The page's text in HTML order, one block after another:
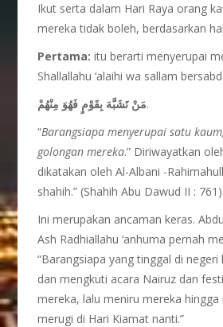
Ikut serta dalam Hari Raya orang
mereka tidak boleh, berdasarkan
Pertama: itu berarti menyerupai
Shallallahu ‘alaihi wa sallam
مَنْ تَشَبَّهَ بِقَوْمٍ فَهُوَ مِنْهُمْ.
“Barangsiapa menyerupai satu
golongan mereka.” Diriwayatkan
dikatakan oleh Al-Albani -
shahih.” (Shahih Abu Dawud II : 761)
Ini merupakan ancaman keras.
Ash Radhiallahu ‘anhuma pernah
“Barangsiapa yang tinggal di
dan mengkuti acara Nairuz dan
mereka, lalu meniru mereka hingga
merugi di Hari Kiamat nanti.”